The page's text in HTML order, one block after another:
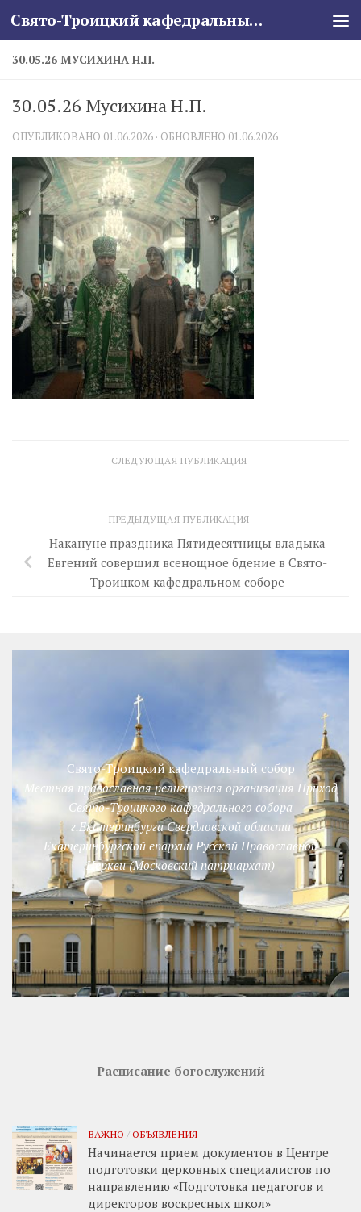
Skip to content Свято-Троицкий кафедральный собор
30.05.26 МУСИХИНА Н.П.
30.05.26 Мусихина Н.П.
ОПУБЛИКОВАНО 01.06.2026 · ОБНОВЛЕНО 01.06.2026
СЛЕДУЮЩАЯ ПУБЛИКАЦИЯ
ПРЕДЫДУЩАЯ ПУБЛИКАЦИЯ
Накануне праздника Пятидесятницы владыка
Евгений совершил всенощное бдение в Свято-
Троицком кафедральном соборе
Свято-Троицкий кафедральный собор
Местная православная религиозная организация Приход
Свято-Троицкого кафедрального собора
г.Екатеринбурга Свердловской области
Екатеринбургской епархии Русской Православной
Церкви (Московский патриархат)
Расписание богослужений
ВАЖНО / ОБЪЯВЛЕНИЯ
Начинается прием документов в Центре
подготовки церковных специалистов по
направлению «Подготовка педагогов и
директоров воскресных школ»